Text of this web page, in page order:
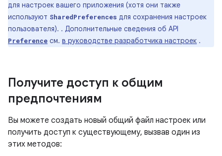
для настроек вашего приложения (хотя они также
используют SharedPreferences для сохранения настроек
пользователя). . Дополнительные сведения об API
Preference см. в руководстве разработчика настроек .
Получите доступ к общим
предпочтениям
Вы можете создать новый общий файл настроек или
получить доступ к существующему, вызвав один из
этих методов: